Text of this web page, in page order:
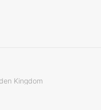
Kingdom